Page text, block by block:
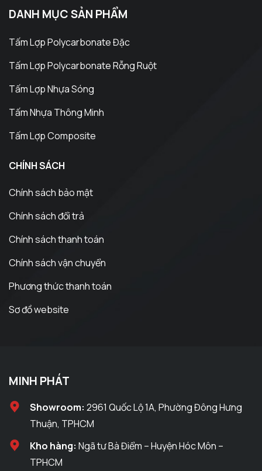
phẩm
DANH MỤC SẢN PHẨM
Tấm Lợp Polycarbonate Đặc
Tấm Lợp Polycarbonate Rỗng Ruột
Tấm Lợp Nhựa Sóng
Tấm Nhựa Thông Minh
Tấm Lợp Composite
CHÍNH SÁCH
Chính sách bảo mật
Chính sách đổi trả
Chính sách thanh toán
Chính sách vận chuyển
Phương thức thanh toán
Sơ đồ website
MINH PHÁT
Showroom: 2961 Quốc Lộ 1A, Phường Đông Hưng
Thuận, TPHCM
Kho hàng: Ngã tư Bà Điểm – Huyện Hóc Môn –
TPHCM